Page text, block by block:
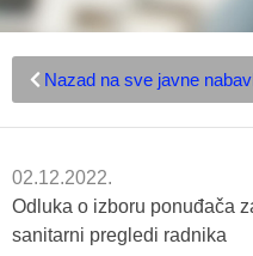
Nazad na sve javne
02.12.2022.
Odluka o izboru ponuđača
sanitarni pregledi radnika